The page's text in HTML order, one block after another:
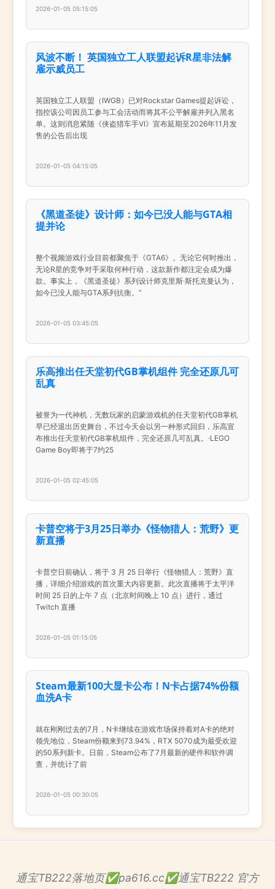
2026-01-05 05:15:05
风波不断！ 英国独立工人联盟起诉R星非法解
雇示威员工
英国独立工人联盟（IWGB）已对Rockstar Games提起诉讼，
指控该公司因员工参与工会活动而将其不公平解雇并列入黑名
单。这则消息紧随《侠盗猎车手VI》宣布延期至2026年11月发
售的公告后出现
2026-01-05 04:15:05
《黑道圣徒》设计师：如今已没人能与GTA相
提并论
整个视频游戏行业目前都聚焦于《GTA6》。无论它何时推出，
无论R星的竞争对手采取何种行动，这款新作都注定会成为爆
款。事实上，《黑道圣徒》系列设计师克里斯·斯托克曼认为，
如今已没人能与GTA系列抗衡。“
2026-01-05 03:45:05
乐高推出任天堂初代GB掌机组件 完全还原几可
乱真
被誉为一代神机，无数玩家的启蒙游戏机的任天堂初代GB掌机
早已经退出历史舞台，不过今天会以另一种形式回归，乐高宣
布推出任天堂初代GB掌机组件，完全还原几可乱真。·LEGO
Game Boy即将于7约25
2026-01-05 02:45:05
卡普空将于3月25日举办《怪物猎人：荒野》更
新直播
卡普空日前确认，将于 3 月 25 日举行《怪物猎人：荒野》直
播，详细介绍游戏的首次重大内容更新。此次直播将于太平洋
时间 25 日的上午 7 点（北京时间晚上 10 点）进行，通过
Twitch 直播
2026-01-05 01:15:05
Steam最新100大显卡公布！N卡占据74%份额
血洗A卡
就在刚刚过去的7月，N卡继续在游戏市场保持着对A卡的绝对
领先地位，Steam份额来到73.94%，RTX 5070成为最受欢迎
的50系列新卡。日前，Steam公布了7月最新的硬件和软件调
查，并统计了前
2026-01-05 00:30:05
通宝TB222落地页✅pa616.cc✅通宝TB222 官方